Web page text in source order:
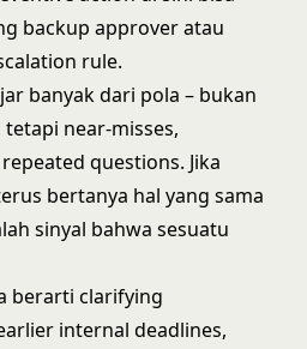
backup approver atau
rule.
banyak dari pola – bukan
near-misses,
questions. Jika
bertanya hal yang sama
sinyal bahwa sesuatu
berarti clarifying
internal deadlines,